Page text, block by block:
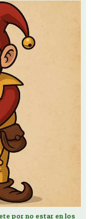
por no estar en los